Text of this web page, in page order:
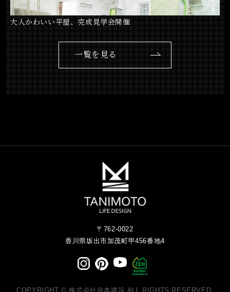
大人かわいい平屋、完成見学会開催
一覧を見る
〒762-0022
香川県坂出市加茂町甲456番地4
COPYRIGHT © 株式会社谷本建設 ALL RIGHTS RESERVED.